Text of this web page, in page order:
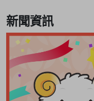
of
8
新聞資訊